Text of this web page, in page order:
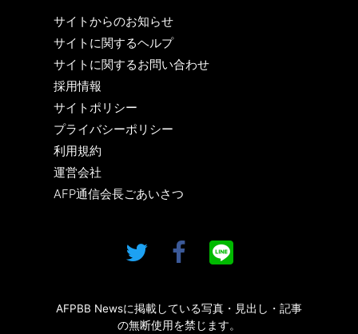
サイトからのお知らせ
サイトに関するヘルプ
サイトに関するお問い合わせ
採用情報
サイトポリシー
プライバシーポリシー
利用規約
運営会社
AFP通信会長ごあいさつ
AFPBB Newsに掲載している写真・見出し・記事
の無断使用を禁じます。